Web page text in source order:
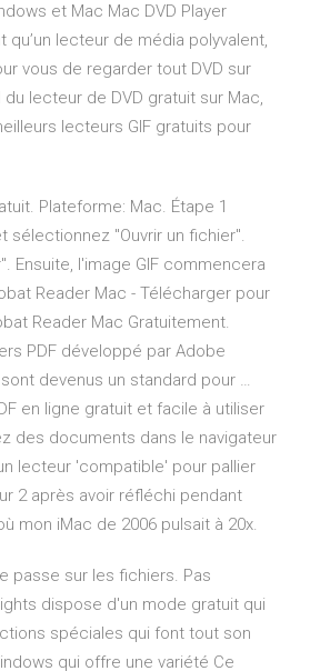
et Mac Mac DVD Player
qu’un lecteur de média polyvalent,
vous de regarder tout DVD sur
lecteur de DVD gratuit sur Mac,
lecteurs GIF gratuits pour
Plateforme: Mac. Étape 1
sélectionnez "Ouvrir un fichier".
Ensuite, l'image GIF commencera
Reader Mac - Télécharger pour
Reader Mac Gratuitement.
PDF développé par Adobe
devenus un standard pour …
en ligne gratuit et facile à utiliser
des documents dans le navigateur
lecteur 'compatible' pour pallier
2 après avoir réfléchi pendant
mon iMac de 2006 pulsait à 20x.
passe sur les fichiers. Pas
dispose d'un mode gratuit qui
spéciales qui font tout son
qui offre une variété Ce